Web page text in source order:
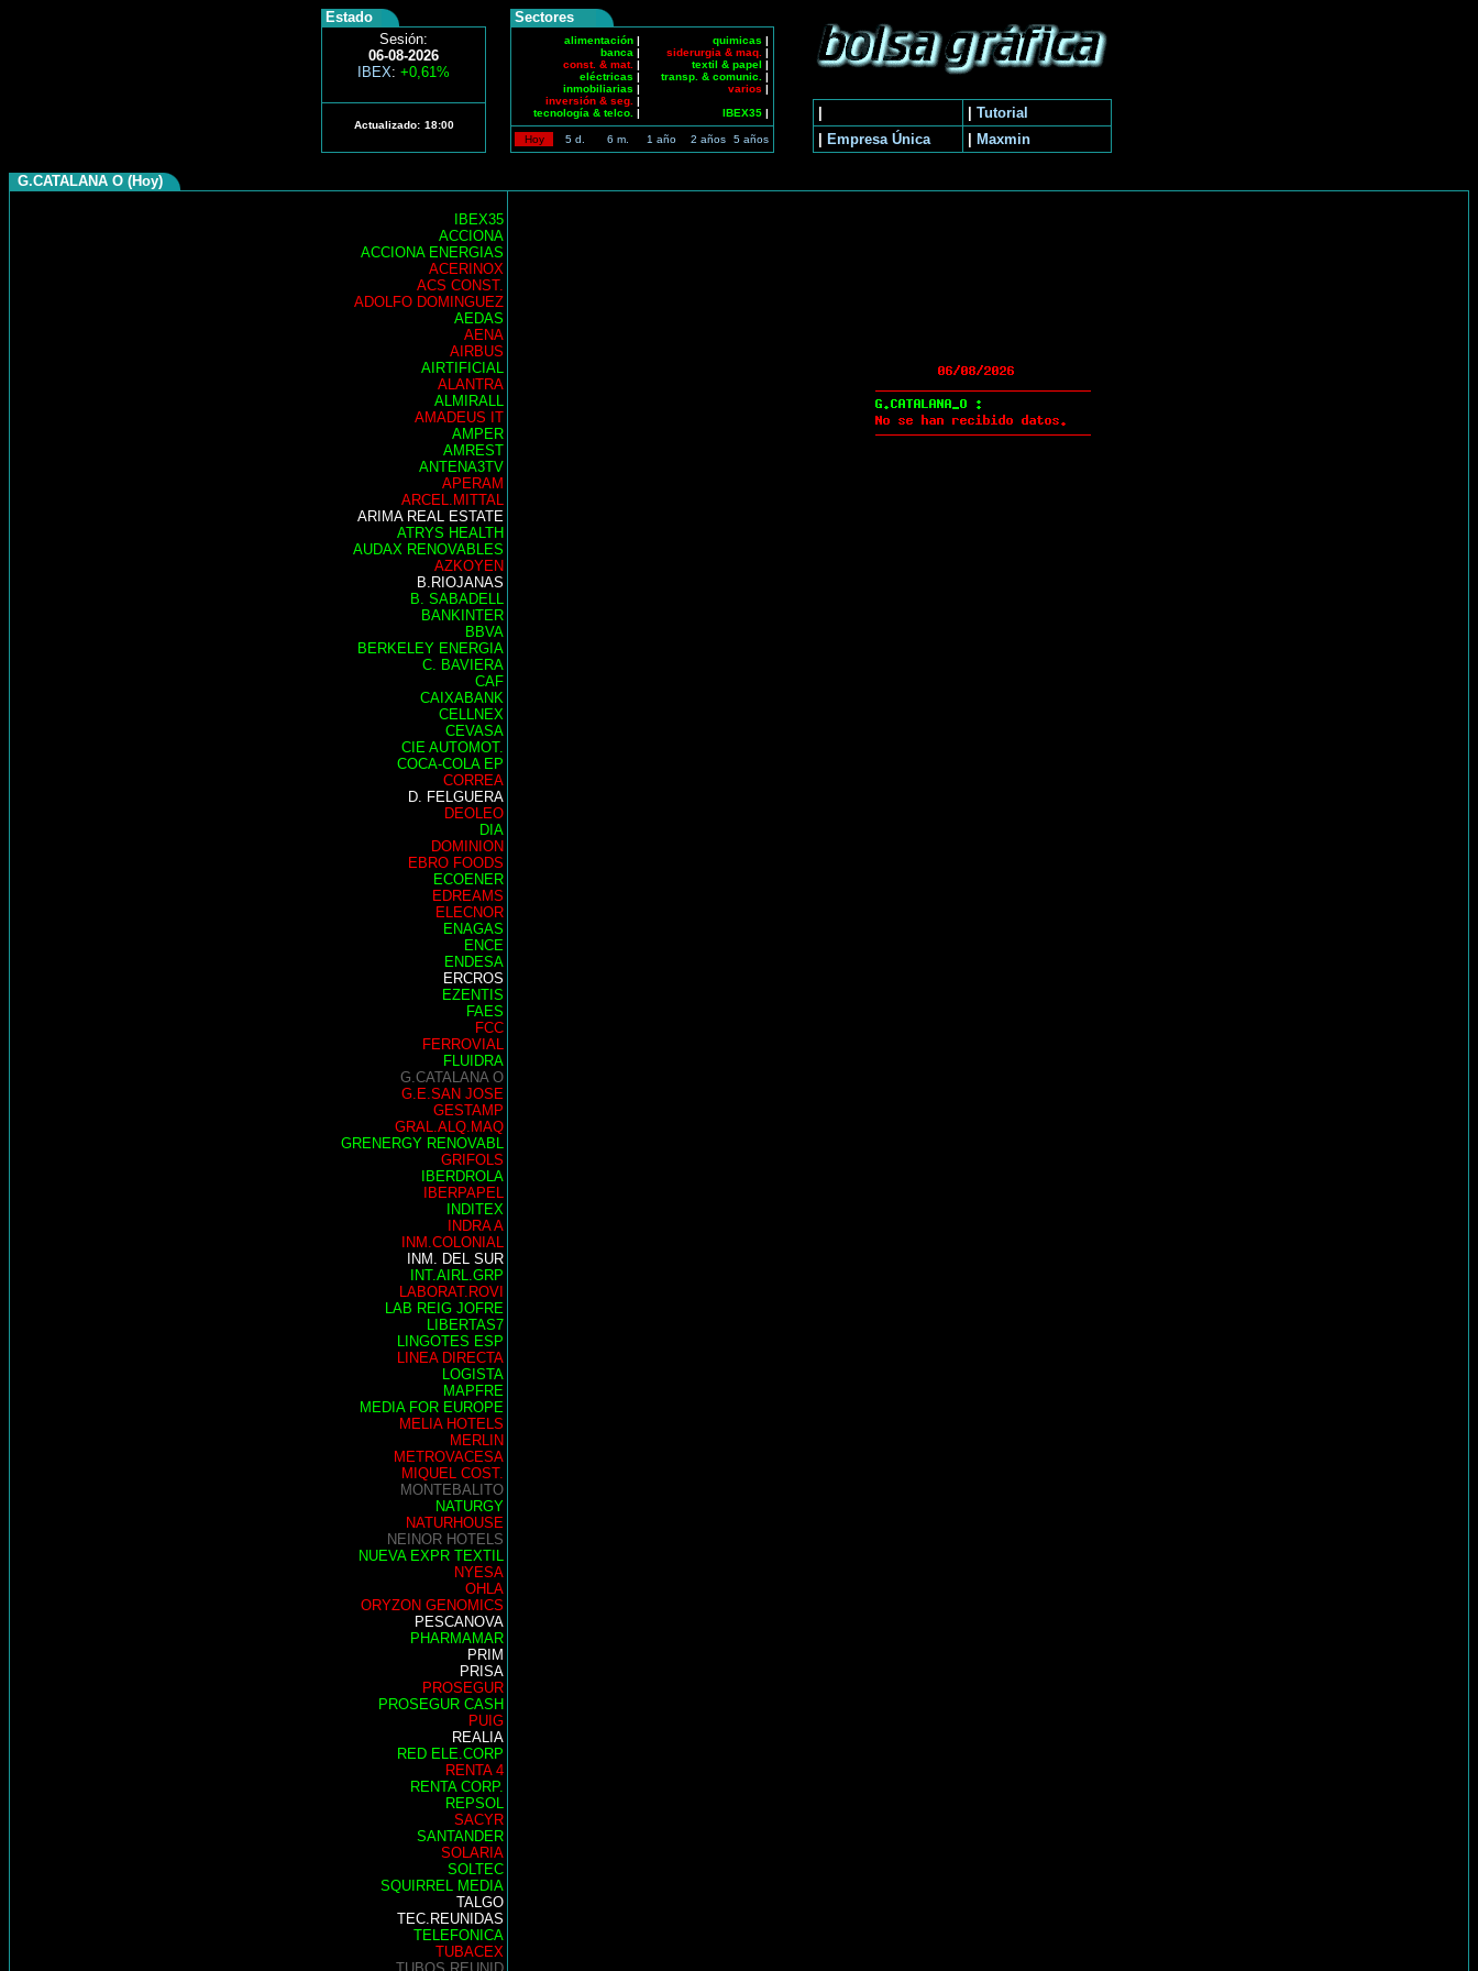
Estado
Sesión:
06-08-2026
IBEX: +0,61%
Actualizado: 18:00
Sectores
alimentación |
banca |
const. & mat. |
eléctricas |
inmobiliarias |
inversión & seg. |
tecnología & telco. |
quimicas |
siderurgia & maq. |
textil & papel |
transp. & comunic.
|
varios |
IBEX35 |
Hoy 5 d. 6 m. 1 año 2 años 5 años
Tutorial
Empresa Única Maxmin
G.CATALANA O (Hoy)
IBEX35
ACCIONA
ACCIONA ENERGIAS
ACERINOX
ACS CONST.
ADOLFO DOMINGUEZ
AEDAS
AENA
AIRBUS
AIRTIFICIAL
ALANTRA
ALMIRALL
AMADEUS IT
AMPER
AMREST
ANTENA3TV
APERAM
ARCEL.MITTAL
ARIMA REAL ESTATE
ATRYS HEALTH
AUDAX RENOVABLES
AZKOYEN
B.RIOJANAS
B. SABADELL
BANKINTER
BBVA
BERKELEY ENERGIA
C. BAVIERA
CAF
CAIXABANK
CELLNEX
CEVASA
CIE AUTOMOT.
COCA-COLA EP
CORREA
D. FELGUERA
DEOLEO
DIA
DOMINION
EBRO FOODS
ECOENER
EDREAMS
ELECNOR
ENAGAS
ENCE
ENDESA
ERCROS
EZENTIS
FAES
FCC
FERROVIAL
FLUIDRA
G.CATALANA O
G.E.SAN JOSE
GESTAMP
GRAL.ALQ.MAQ
GRENERGY RENOVABL
GRIFOLS
IBERDROLA
IBERPAPEL
INDITEX
INDRA A
INM.COLONIAL
INM. DEL SUR
INT.AIRL.GRP
LABORAT.ROVI
LAB REIG JOFRE
LIBERTAS7
LINGOTES ESP
LINEA DIRECTA
LOGISTA
MAPFRE
MEDIA FOR EUROPE
MELIA HOTELS
MERLIN
METROVACESA
MIQUEL COST.
MONTEBALITO
NATURGY
NATURHOUSE
NEINOR HOTELS
NUEVA EXPR TEXTIL
NYESA
OHLA
ORYZON GENOMICS
PESCANOVA
PHARMAMAR
PRIM
PRISA
PROSEGUR
PROSEGUR CASH
PUIG
REALIA
RED ELE.CORP
RENTA 4
RENTA CORP.
REPSOL
SACYR
SANTANDER
SOLARIA
SOLTEC
SQUIRREL MEDIA
TALGO
TEC.REUNIDAS
TELEFONICA
TUBACEX